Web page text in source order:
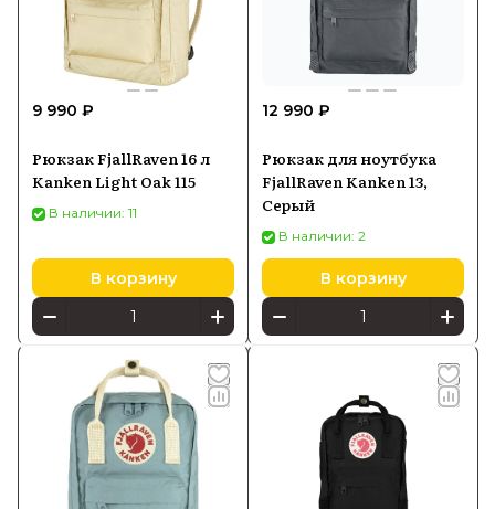
9 990 ₽
Рюкзак FjallRaven 16 л
Kanken Light Oak 115
В наличии: 11
В корзину
12 990 ₽
Рюкзак для ноутбука
FjallRaven Kanken 13,
Серый
В наличии: 2
В корзину